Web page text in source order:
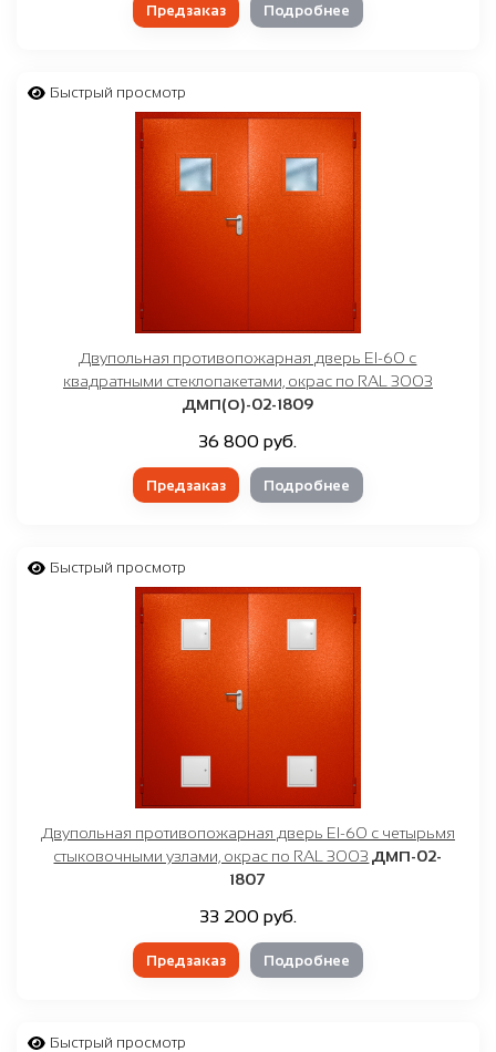
Предзаказ Подробнее
Быстрый просмотр
Двупольная противопожарная дверь EI-60 с
квадратными стеклопакетами, окрас по RAL 3003
ДМП(О)-02-1809
36 800 руб.
Предзаказ Подробнее
Быстрый просмотр
Двупольная противопожарная дверь EI-60 с четырьмя
стыковочными узлами, окрас по RAL 3003 ДМП-02-
1807
33 200 руб.
Предзаказ Подробнее
Быстрый просмотр